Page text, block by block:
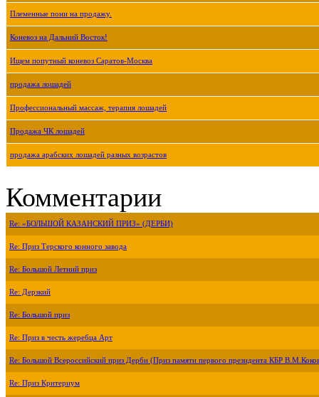
Племенные пони на продажу.
Коневоз на Дальний Восток!
Ищем попутный коневоз Саратов-Москва
продажа лошадей
Профессиональный массаж, терапия лошадей
Продажа ЧК лошадей
продажа арабских лошадей разных возрастов
Комментарии
Re: «БОЛЬШОЙ КАЗАНСКИЙ ПРИЗ» (ДЕРБИ)
Re: Приз Терского конного завода
Re: Большой Летний приз
Re: Дерзкий
Re: Большой приз
Re: Приз в честь жеребца Арт
Re: Большой Всероссийский приз Дерби (Приз памяти первого президента КБР
Re: Приз Критериум